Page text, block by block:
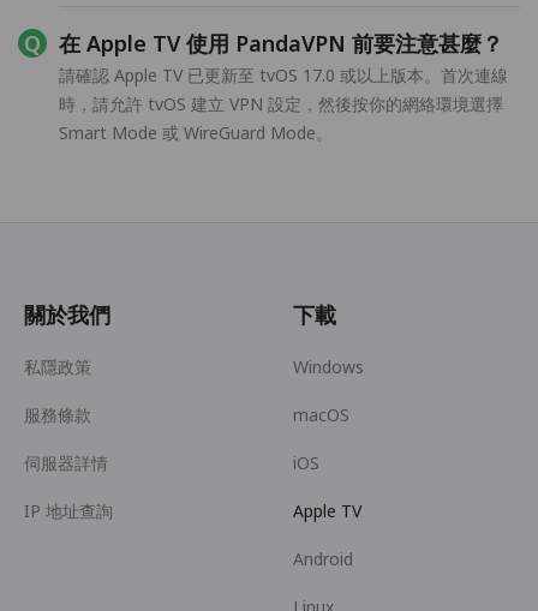
在 Apple TV 使用 PandaVPN 前要注意甚麼？
請確認 Apple TV 已更新至 tvOS 17.0 或以上版本。首次連線
時，請允許 tvOS 建立 VPN 設定，然後按你的網絡環境選擇
Smart Mode 或 WireGuard Mode。
關於我們
私隱政策
服務條款
伺服器詳情
IP 地址查詢
下載
Windows
macOS
iOS
Apple TV
Android